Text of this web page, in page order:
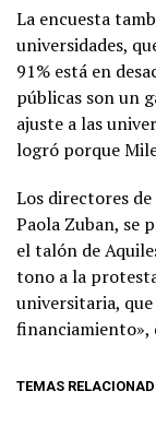
La encuesta
universidades,
91% está en
públicas son un
ajuste a las
logró porque
Los directores
Paola Zuban, se
el talón de
tono a la
universitaria,
financiamiento»,
TEMAS